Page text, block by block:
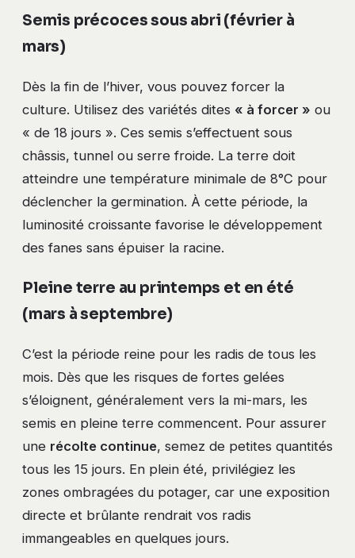
Semis précoces sous abri (février à
mars)
Dès la fin de l’hiver, vous pouvez forcer la
culture. Utilisez des variétés dites « à forcer » ou
« de 18 jours ». Ces semis s’effectuent sous
châssis, tunnel ou serre froide. La terre doit
atteindre une température minimale de 8°C pour
déclencher la germination. À cette période, la
luminosité croissante favorise le développement
des fanes sans épuiser la racine.
Pleine terre au printemps et en été
(mars à septembre)
C’est la période reine pour les radis de tous les
mois. Dès que les risques de fortes gelées
s’éloignent, généralement vers la mi-mars, les
semis en pleine terre commencent. Pour assurer
une récolte continue, semez de petites quantités
tous les 15 jours. En plein été, privilégiez les
zones ombragées du potager, car une exposition
directe et brûlante rendrait vos radis
immangeables en quelques jours.